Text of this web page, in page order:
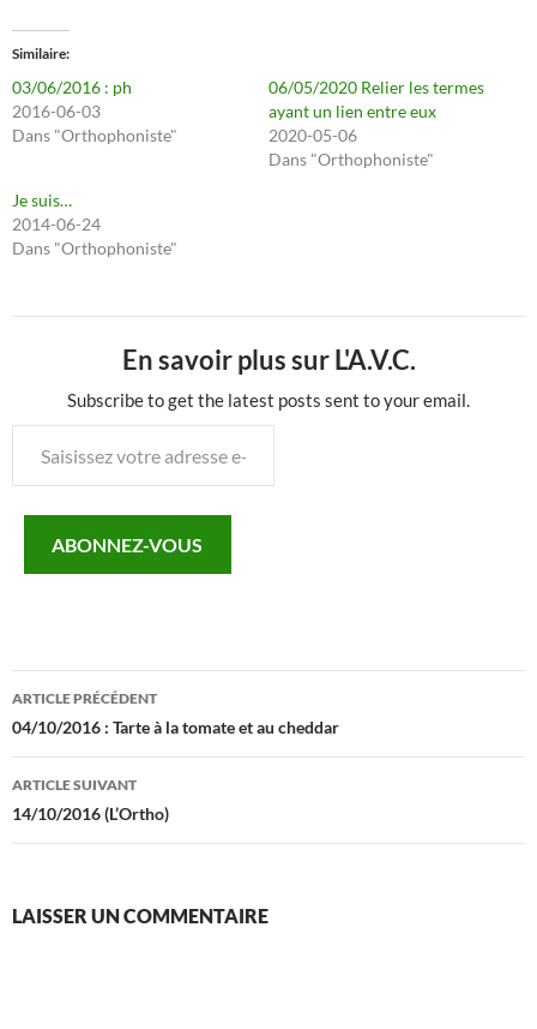
Similaire
03/06/2016 : ph
2016-06-03
Dans "Orthophoniste"
06/05/2020 Relier les termes
ayant un lien entre eux
2020-05-06
Dans "Orthophoniste"
Je suis…
2014-06-24
Dans "Orthophoniste"
En savoir plus sur L'A.V.C.
Subscribe to get the latest posts sent to your email.
votre
mail…ABONNEZ-VOUS
Navigation
des
articles
ARTICLE PRÉCÉDENT
04/10/2016 : Tarte à la tomate et au cheddar
ARTICLE SUIVANT
14/10/2016 (L’Ortho)
LAISSER UN COMMENTAIRE